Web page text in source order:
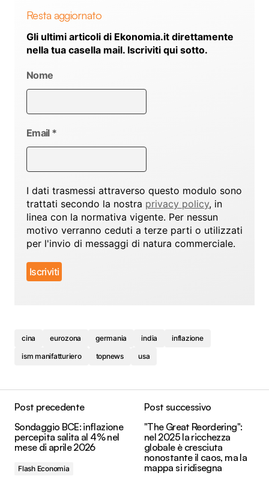
Resta aggiornato
Gli ultimi articoli di Ekonomia.it direttamente
nella tua casella mail. Iscriviti qui sotto.
Nome
Email *
I dati trasmessi attraverso questo modulo sono
trattati secondo la nostra privacy policy, in
linea con la normativa vigente. Per nessun
motivo verranno ceduti a terze parti o utilizzati
per l'invio di messaggi di natura commerciale.
cina eurozona germania india
inflazione
ism manifatturiero
topnews usa
Post precedente
Sondaggio BCE: inflazione
percepita salita al 4% nel
mese di aprile 2026
Flash Economia
Post successivo
"The Great Reordering":
nel 2025 la ricchezza
globale è cresciuta
nonostante il caos, ma la
mappa si ridisegna